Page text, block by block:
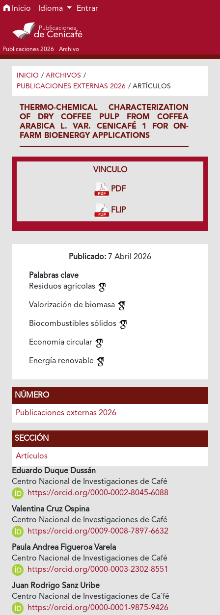
Ir al menú de navegación principal
Ir al contenido principal
Ir al pie de página del sitio
Inicio Idioma Entrar
Publicaciones 2026 Archivo
INICIO / ARCHIVOS /
PUBLICACIONES EXTERNAS 2026 / ARTÍCULOS
THERMO-CHEMICAL CHARACTERIZATION
OF DRY COFFEE PULP FROM COFFEA
ARABICA L. VAR. CENICAFÉ 1 FOR ON-
FARM BIOENERGY APPLICATIONS
VINCULO
PDF
FLIP
Publicado: 7 Abril 2026
Palabras clave
Residuos agrícolas
Valorización de biomasa
Biocombustibles sólidos
Economía circular
Energía renovable
NÚMERO
Publicaciones externas 2026
SECCIÓN
Artículos
Eduardo Duque Dussán
Centro Nacional de Investigaciones de Café
https://orcid.org/0000-0002-8045-6088
Valentina Cruz Ospina
Centro Nacional de Investigaciones de Café
https://orcid.org/0009-0008-7897-6632
Paula Andrea Figueroa Varela
Centro Nacional de Investigaciones de Café
https://orcid.org/0000-0003-2302-8551
Juan Rodrigo Sanz Uribe
Centro Nacional de Investigaciones de Ca´fé
https://orcid.org/0000-0001-9875-9426